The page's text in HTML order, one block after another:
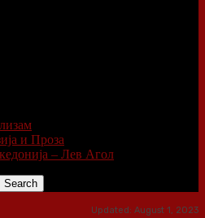
и Проза
– Лев Агол
Updated: August 1, 2023